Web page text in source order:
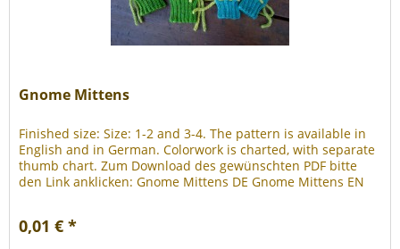
Gnome Mittens
Finished size: Size: 1-2 and 3-4. The pattern is available in
English and in German. Colorwork is charted, with separate
thumb chart. Zum Download des gewünschten PDF bitte
den Link anklicken: Gnome Mittens DE Gnome Mittens EN
0,01 € *